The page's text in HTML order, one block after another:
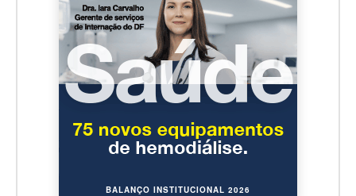
BALANÇO INSTITUCIONAL 2026